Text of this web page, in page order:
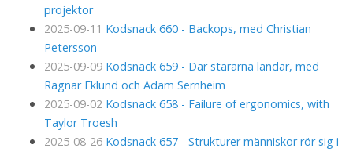
projektor
2025-09-11 Kodsnack 660 - Backops, med Christian
Petersson
2025-09-09 Kodsnack 659 - Där stararna landar, med
Ragnar Eklund och Adam Sernheim
2025-09-02 Kodsnack 658 - Failure of ergonomics, with
Taylor Troesh
2025-08-26 Kodsnack 657 - Strukturer människor rör sig i